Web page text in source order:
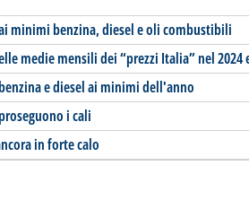
minimi benzina, diesel e oli combustibili
medie mensili dei “prezzi Italia” nel 2024
e diesel ai minimi dell'anno
i cali
in forte calo